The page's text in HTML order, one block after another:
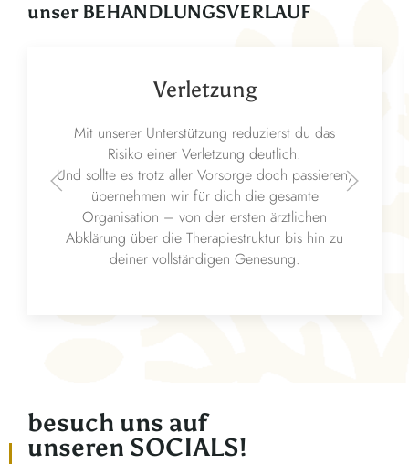
unser BEHANDLUNGSVERLAUF
Verletzung
Mit unserer Unterstützung reduzierst du das
Risiko einer Verletzung deutlich.
Und sollte es trotz aller Vorsorge doch passieren,
übernehmen wir für dich die gesamte
Organisation – von der ersten ärztlichen
Abklärung über die Therapiestruktur bis hin zu
deiner vollständigen Genesung.
besuch uns auf
unseren SOCIALS!